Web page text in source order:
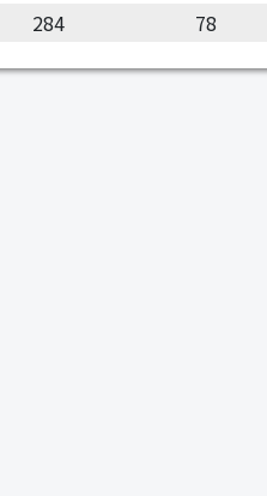
284 78